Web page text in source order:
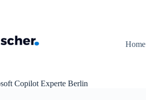
Copilot Experte Berlin
Home